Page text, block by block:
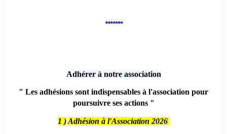
*******
Adhérer à notre association
" Les adhésions sont indispensables à l'association pour
poursuivre ses actions "
1 ) Adhésion à l'Association 2026